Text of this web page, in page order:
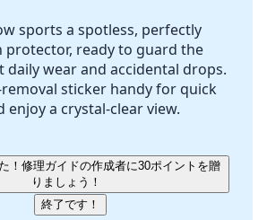
キャンセル コメントを投稿
sports a spotless, perfectly
protector, ready to guard the
daily wear and accidental drops.
sticker handy for quick
enjoy a crystal-clear view.
りましょう！
終了です！